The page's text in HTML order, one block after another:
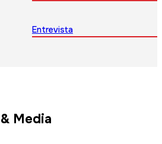
Entrevista
Media